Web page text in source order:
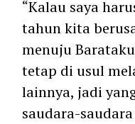
“Kalau saya
tahun kita
menuju
tetap di usul
lainnya, jadi
saudara-